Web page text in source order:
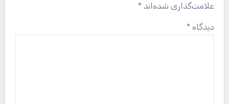
علامت‌گذاری شده‌اند *
دیدگاه *